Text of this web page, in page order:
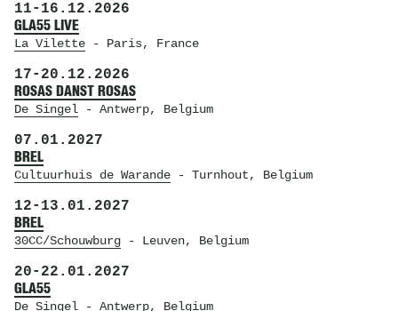
11- 16.12.2026
GLA55 LIVE
La Vilette- Paris, France
17- 20.12.2026
ROSAS DANST ROSAS
De Singel- Antwerp, Belgium
07.01.2027
BREL
Cultuurhuis de Warande- Turnhout, Belgium
12- 13.01.2027
BREL
30CC/Schouwburg- Leuven, Belgium
20- 22.01.2027
GLA55
De Singel- Antwerp, Belgium